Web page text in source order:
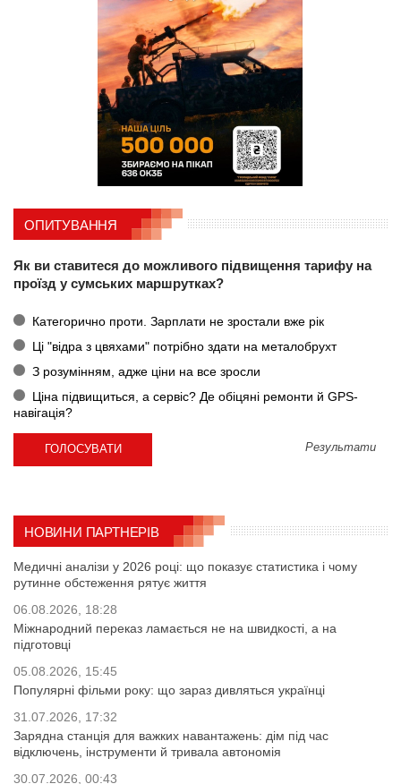
ОПИТУВАННЯ
Як ви ставитеся до можливого підвищення тарифу на
проїзд у сумських маршрутках?
Категорично проти. Зарплати не зростали вже рік
Ці "відра з цвяхами" потрібно здати на металобрухт
З розумінням, адже ціни на все зросли
Ціна підвищиться, а сервіс? Де обіцяні ремонти й GPS-
навігація?
Результати
НОВИНИ ПАРТНЕРІВ
Медичні аналізи у 2026 році: що показує статистика і чому
рутинне обстеження рятує життя
06.08.2026, 18:28
Міжнародний переказ ламається не на швидкості, а на
підготовці
05.08.2026, 15:45
Популярні фільми року: що зараз дивляться українці
31.07.2026, 17:32
Зарядна станція для важких навантажень: дім під час
відключень, інструменти й тривала автономія
30.07.2026, 00:43